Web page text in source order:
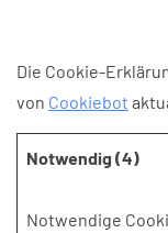
Die Cookie-
von Cookiebot
Notwendig (4)
Notwendige